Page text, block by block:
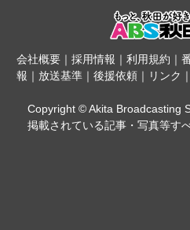
会社概要｜ 採用情報 ｜ 利用規約 ｜
報 ｜ 放送基準 ｜ 後援依頼 ｜ リンク ｜
Copyright © Akita Broadcasting
掲載されている記事・写真等す